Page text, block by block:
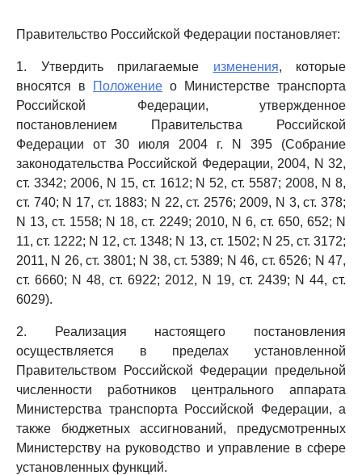
Правительство Российской Федерации постановляет:
1. Утвердить прилагаемые изменения, которые
вносятся в
Положение о Министерстве транспорта
Российской Федерации, утвержденное
постановлением Правительства Российской
Федерации от 30 июля 2004 г. N 395 (Собрание
законодательства Российской Федерации, 2004, N 32,
ст. 3342; 2006, N 15, ст. 1612; N 52, ст. 5587; 2008, N 8,
ст. 740; N 17, ст. 1883; N 22, ст. 2576; 2009, N 3, ст. 378;
N 13, ст. 1558; N 18, ст. 2249; 2010, N 6, ст. 650, 652; N
11, ст. 1222; N 12, ст. 1348; N 13, ст. 1502; N 25, ст. 3172;
2011, N 26, ст. 3801; N 38, ст. 5389; N 46, ст. 6526; N 47,
ст. 6660; N 48, ст. 6922; 2012, N 19, ст. 2439; N 44, ст.
6029).
2. Реализация настоящего постановления
осуществляется в пределах установленной
Правительством Российской Федерации предельной
численности работников центрального аппарата
Министерства транспорта Российской Федерации, а
также бюджетных ассигнований, предусмотренных
Министерству на руководство и управление в сфере
установленных функций.